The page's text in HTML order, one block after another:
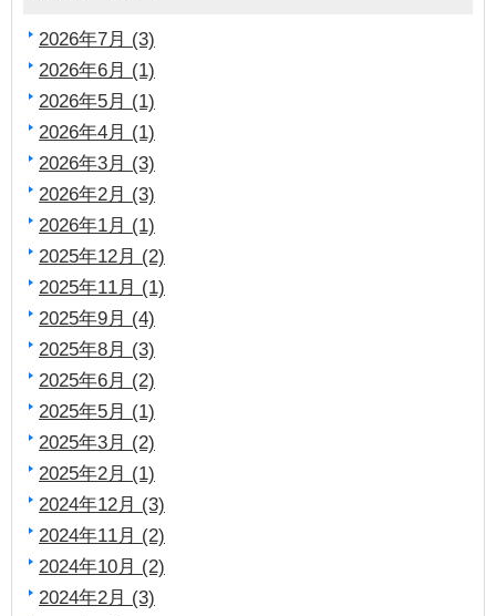
2026年7月 (3)
2026年6月 (1)
2026年5月 (1)
2026年4月 (1)
2026年3月 (3)
2026年2月 (3)
2026年1月 (1)
2025年12月 (2)
2025年11月 (1)
2025年9月 (4)
2025年8月 (3)
2025年6月 (2)
2025年5月 (1)
2025年3月 (2)
2025年2月 (1)
2024年12月 (3)
2024年11月 (2)
2024年10月 (2)
2024年2月 (3)